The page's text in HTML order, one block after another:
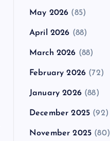
May 2026 (85)
April 2026 (88)
March 2026 (88)
February 2026 (72)
January 2026(88)
December 2025 (92)
November 2025 (80)